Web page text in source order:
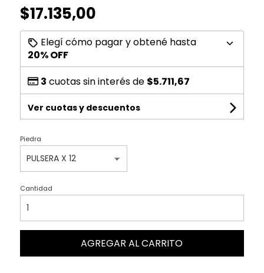
$17.135,00
Elegí cómo pagar y obtené hasta
20% OFF
3 cuotas sin interés de $5.711,67
Ver cuotas y descuentos
Piedra
Cantidad
AGREGAR AL CARRITO